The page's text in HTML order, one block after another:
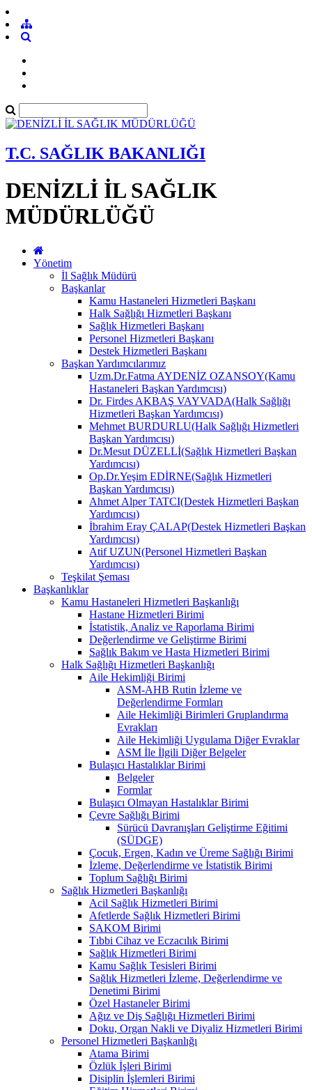
T.C. SAĞLIK BAKANLIĞI
DENİZLİ İL SAĞLIK
MÜDÜRLÜĞÜ
Yönetim
İl Sağlık Müdürü
Başkanlar
Kamu Hastaneleri Hizmetleri Başkanı
Halk Sağlığı Hizmetleri Başkanı
Sağlık Hizmetleri Başkanı
Personel Hizmetleri Başkanı
Destek Hizmetleri Başkanı
Başkan Yardımcılarımız
Uzm.Dr.Fatma AYDENİZ OZANSOY(Kamu
Hastaneleri Başkan Yardımcısı)
Dr. Firdes AKBAŞ VAYVADA(Halk Sağlığı
Hizmetleri Başkan Yardımcısı)
Mehmet BURDURLU(Halk Sağlığı Hizmetleri
Başkan Yardımcısı)
Dr.Mesut DÜZELLİ(Sağlık Hizmetleri Başkan
Yardımcısı)
Op.Dr.Yeşim EDİRNE(Sağlık Hizmetleri
Başkan Yardımcısı)
Ahmet Alper TATCI(Destek Hizmetleri Başkan
Yardımcısı)
İbrahim Eray ÇALAP(Destek Hizmetleri Başkan
Yardımcısı)
Atif UZUN(Personel Hizmetleri Başkan
Yardımcısı)
Teşkilat Şeması
Başkanlıklar
Kamu Hastaneleri Hizmetleri Başkanlığı
Hastane Hizmetleri Birimi
İstatistik, Analiz ve Raporlama Birimi
Değerlendirme ve Geliştirme Birimi
Sağlık Bakım ve Hasta Hizmetleri Birimi
Halk Sağlığı Hizmetleri Başkanlığı
Aile Hekimliği Birimi
ASM-AHB Rutin İzleme ve
Değerlendirme Formları
Aile Hekimliği Birimleri Gruplandırma
Evrakları
Aile Hekimliği Uygulama Diğer Evraklar
ASM İle İlgili Diğer Belgeler
Bulaşıcı Hastalıklar Birimi
Belgeler
Formlar
Bulaşıcı Olmayan Hastalıklar Birimi
Çevre Sağlığı Birimi
Sürücü Davranışları Geliştirme Eğitimi
(SÜDGE)
Çocuk, Ergen, Kadın ve Üreme Sağlığı Birimi
İzleme, Değerlendirme ve İstatistik Birimi
Toplum Sağlığı Birimi
Sağlık Hizmetleri Başkanlığı
Acil Sağlık Hizmetleri Birimi
Afetlerde Sağlık Hizmetleri Birimi
SAKOM Birimi
Tıbbi Cihaz ve Eczacılık Birimi
Sağlık Hizmetleri Birimi
Kamu Sağlık Tesisleri Birimi
Sağlık Hizmetleri İzleme, Değerlendirme ve
Denetimi Birimi
Özel Hastaneler Birimi
Ağız ve Diş Sağlığı Hizmetleri Birimi
Doku, Organ Nakli ve Diyaliz Hizmetleri Birimi
Personel Hizmetleri Başkanlığı
Atama Birimi
Özlük İşleri Birimi
Disiplin İşlemleri Birimi